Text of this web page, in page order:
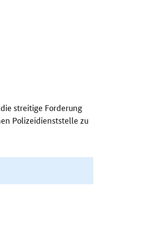
streitige Forderung
Polizeidienststelle zu